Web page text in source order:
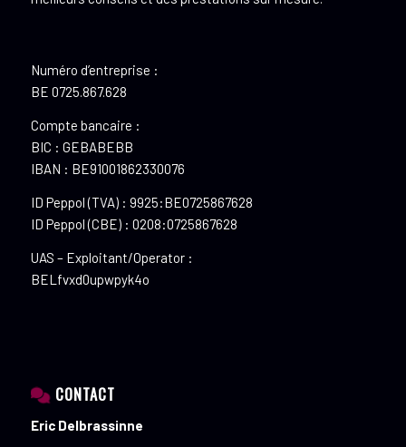
Numéro d’entreprise :
BE 0725.867.628
Compte bancaire :
BIC : GEBABEBB
IBAN : BE91001862330076
ID Peppol (TVA) : 9925:BE0725867628
ID Peppol (CBE) : 0208:0725867628
UAS – Exploitant/Operator :
BELfvxd0upwpyk4o
CONTACT
Eric Delbrassinne